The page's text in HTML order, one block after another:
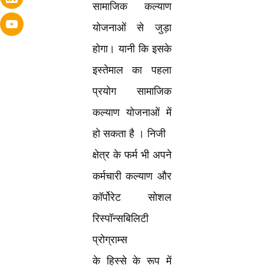
सामाजिक कल्याण
योजनाओं से जुड़ा
होगा। यानी कि इसके
इस्तेमाल का पहला
प्रयोग सामाजिक
कल्याण योजनाओं में
हो सकता है । निजी
क्षेत्र के फर्म भी अपने
कर्मचारी कल्याण और
कॉर्पोरेट सोशल
रिस्पॉन्सबिलिटी
प्रोग्राम्स
के हिस्से के रूप में